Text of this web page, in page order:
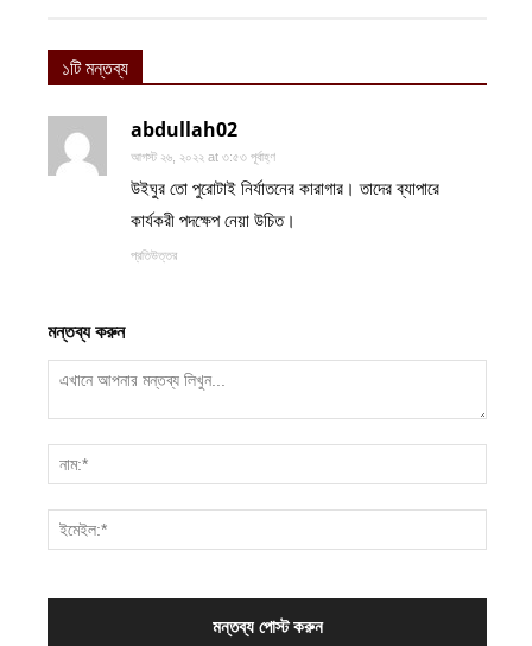
১টি মন্তব্য
abdullah02
আগস্ট ২৬, ২০২২ at ৩:৫৩ পূর্বাহ্ণ
উইঘুর তো পুরোটাই নির্যাতনের কারাগার। তাদের ব্যাপারে
কার্যকরী পদক্ষেপ নেয়া উচিত।
প্রতিউত্তর
মন্তব্য করুন